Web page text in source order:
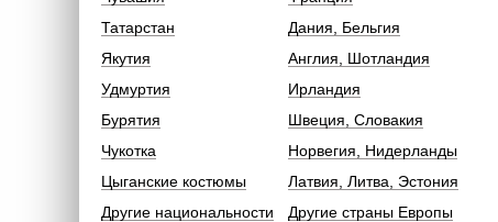
Дания, Бельгия
Англия, Шотландия
Ирландия
Швеция, Словакия
Норвегия, Нидерланды
Латвия, Литва, Эстония
Другие страны Европы
Татарстан
Якутия
Удмуртия
Бурятия
Чукотка
Цыганские костюмы
Другие национальности